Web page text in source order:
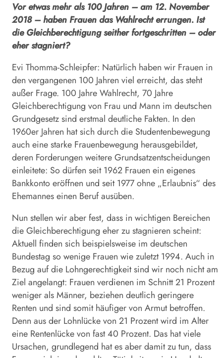
Vor etwas mehr als 100 Jahren – am 12. November
2018 – haben Frauen das Wahlrecht errungen. Ist
die Gleichberechtigung seither fortgeschritten – oder
eher stagniert?
Evi Thomma-Schleipfer: Natürlich haben wir Frauen in
den vergangenen 100 Jahren viel erreicht, das steht
außer Frage. 100 Jahre Wahlrecht, 70 Jahre
Gleichberechtigung von Frau und Mann im deutschen
Grundgesetz sind erstmal deutliche Fakten. In den
1960er Jahren hat sich durch die Studentenbewegung
auch eine starke Frauenbewegung herausgebildet,
deren Forderungen weitere Grundsatzentscheidungen
einleitete: So dürfen seit 1962 Frauen ein eigenes
Bankkonto eröffnen und seit 1977 ohne „Erlaubnis“ des
Ehemannes einen Beruf ausüben.
Nun stellen wir aber fest, dass in wichtigen Bereichen
die Gleichberechtigung eher zu stagnieren scheint:
Aktuell finden sich beispielsweise im deutschen
Bundestag so wenige Frauen wie zuletzt 1994. Auch in
Bezug auf die Lohngerechtigkeit sind wir noch nicht am
Ziel angelangt: Frauen verdienen im Schnitt 21 Prozent
weniger als Männer, beziehen deutlich geringere
Renten und sind somit häufiger von Armut betroffen.
Denn aus der Lohnlücke von 21 Prozent wird im Alter
eine Rentenlücke von fast 40 Prozent. Das hat viele
Ursachen, grundlegend hat es aber damit zu tun, dass